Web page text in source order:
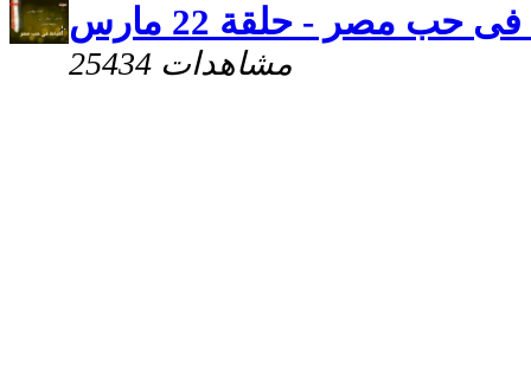
حب مصر - حلقة 22 مارس
25434 مشاهدات